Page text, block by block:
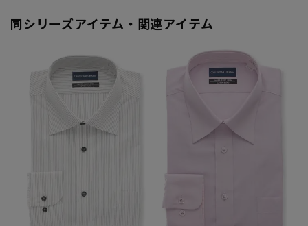
同シリーズアイテム・関連アイテム